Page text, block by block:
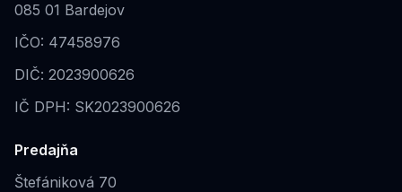
085 01 Bardejov
IČO: 47458976
DIČ: 2023900626
IČ DPH: SK2023900626
Predajňa
Štefániková 70